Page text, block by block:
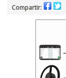
Compartir: